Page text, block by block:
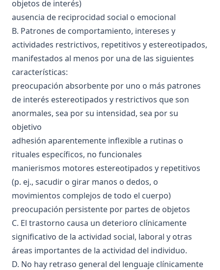
objetos de interés)
ausencia de reciprocidad social o emocional
B. Patrones de comportamiento, intereses y
actividades restrictivos, repetitivos y estereotipados,
manifestados al menos por una de las siguientes
características:
preocupación absorbente por uno o más patrones
de interés estereotipados y restrictivos que son
anormales, sea por su intensidad, sea por su
objetivo
adhesión aparentemente inflexible a rutinas o
rituales específicos, no funcionales
manierismos motores estereotipados y repetitivos
(p. ej., sacudir o girar manos o dedos, o
movimientos complejos de todo el cuerpo)
preocupación persistente por partes de objetos
C. El trastorno causa un deterioro clínicamente
significativo de la actividad social, laboral y otras
áreas importantes de la actividad del individuo.
D. No hay retraso general del lenguaje clínicamente